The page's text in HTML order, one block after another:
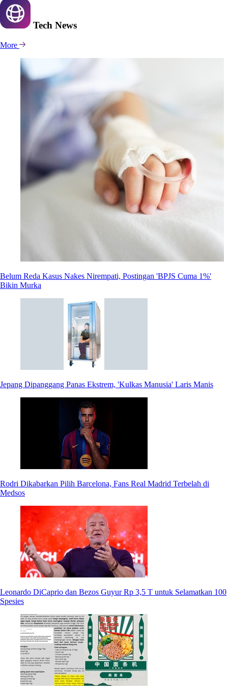
Tech News
More
Belum Reda Kasus Nakes Nirempati, Postingan 'BPJS Cuma 1%'
Bikin Murka
Jepang Dipanggang Panas Ekstrem, 'Kulkas Manusia' Laris Manis
Rodri Dikabarkan Pilih Barcelona, Fans Real Madrid Terbelah di
Medsos
Leonardo DiCaprio dan Bezos Guyur Rp 3,5 T untuk Selamatkan 100
Spesies